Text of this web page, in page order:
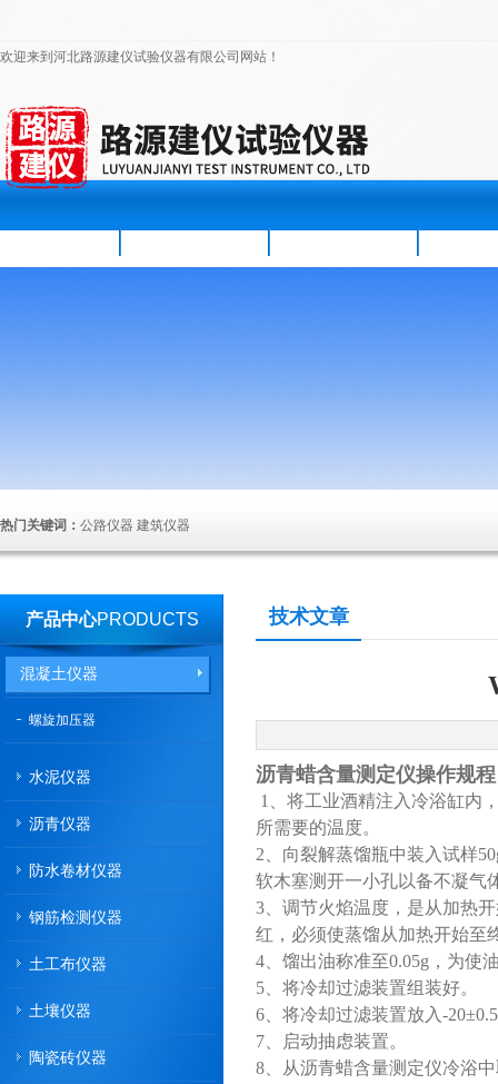
欢迎来到河北路源建仪试验仪器有限公司网站！
热门关键词： 公路仪器 建筑仪器
产品中心PRODUCTS
混凝土仪器
螺旋加压器
水泥仪器
沥青仪器
防水卷材仪器
钢筋检测仪器
土工布仪器
土壤仪器
陶瓷砖仪器
技术文章
沥青蜡含量测定仪操作规程
1、将工业酒精注入冷浴缸内
所需要的温度。
2、向裂解蒸馏瓶中装入试样
软木塞测开一小孔以备不凝气
3、调节火焰温度，是从加热
红，必须使蒸馏从加热开始至
4、馏出油称准至0.05g，为使
5、将冷却过滤装置组装好。
6、将冷却过滤装置放入-
7、启动抽虑装置。
8、从沥青蜡含量测定仪冷浴